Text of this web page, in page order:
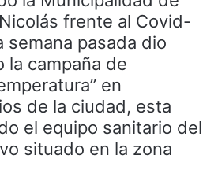
frente al Covid-
semana pasada dio
la campaña de
en
de la ciudad, esta
el equipo sanitario del
situado en la zona